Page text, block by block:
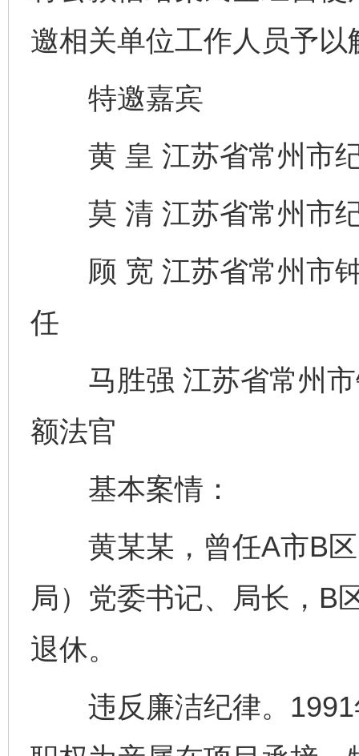
邀相关单位工作人员予以
特邀嘉宾
黄 皇 江苏省常州市纪
莫 清 江苏省常州市纪
顾 宽 江苏省常州市钟
任
马胜强 江苏省常州市
额法官
基本案情：
黄某某，曾任A市B区
局）党委书记、局长，B
退休。
违反廉洁纪律。1991